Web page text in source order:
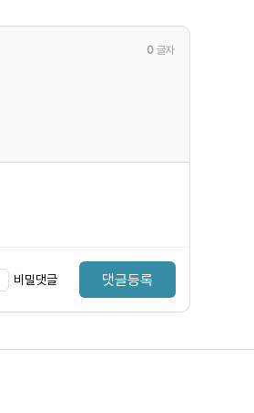
0 글자
비밀댓글 댓글등록